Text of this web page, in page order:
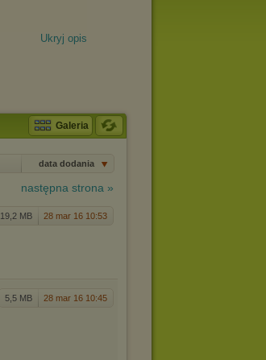
Ukryj opis
Galeria
data dodania
następna strona »
19,2 MB 28 mar 16 10:53
5,5 MB 28 mar 16 10:45